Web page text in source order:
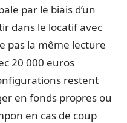
par le biais d’un
dans le locatif avec
pas la même lecture
20 000 euros
restent
en fonds propres ou
en cas de coup